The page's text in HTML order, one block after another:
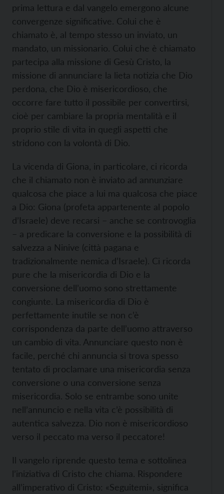
prima lettura e dal vangelo emergono alcune
convergenze significative. Colui che è
chiamato è, al tempo stesso un inviato, un
mandato, un missionario. Colui che è chiamato
partecipa alla missione di Gesù Cristo, la
missione di annunciare la lieta notizia che Dio
perdona, che Dio è misericordioso, che
occorre fare tutto il possibile per convertirsi,
cioè per cambiare la propria mentalità e il
proprio stile di vita in quegli aspetti che
stridono con la volontà di Dio.
La vicenda di Giona, in particolare, ci ricorda
che il chiamato non è inviato ad annunziare
qualcosa che piace a lui ma qualcosa che piace
a Dio: Giona (profeta appartenente al popolo
d’Israele) deve recarsi – anche se controvoglia
– a predicare la conversione e la possibilità di
salvezza a Ninive (città pagana e
tradizionalmente nemica d’Israele). Ci ricorda
pure che la misericordia di Dio e la
conversione dell’uomo sono strettamente
congiunte. La misericordia di Dio è
perfettamente inutile se non c’è
corrispondenza da parte dell’uomo attraverso
un cambio di vita. Annunciare questo non è
facile, perché chi annuncia si trova spesso
tentato di proclamare una misericordia senza
conversione o una conversione senza
misericordia. Solo se entrambe sono unite
nell’annuncio e nella vita c’è possibilità di
autentica salvezza. Dio non è misericordioso
verso il peccato ma verso il peccatore!
Il vangelo riprende questo tema e sottolinea
l’iniziativa di Cristo che chiama. Rispondere
all’imperativo di Cristo: «Seguitemi», significa